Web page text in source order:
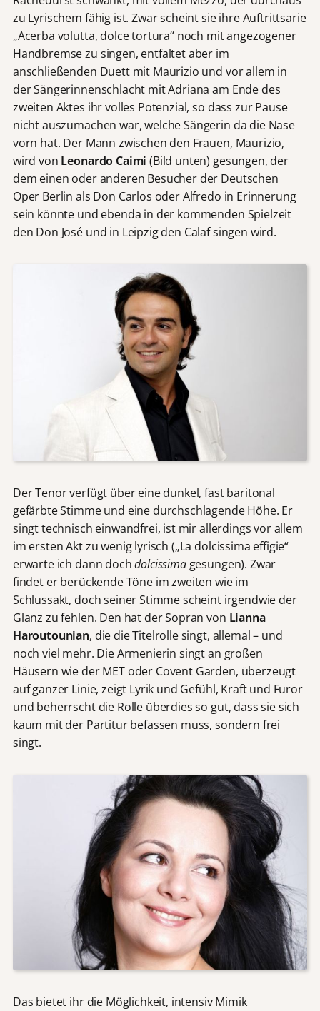
zu Lyrischem fähig ist. Zwar scheint sie ihre Auftrittsarie
„Acerba volutta, dolce tortura“ noch mit angezogener
Handbremse zu singen, entfaltet aber im
anschließenden Duett mit Maurizio und vor allem in
der Sängerinnenschlacht mit Adriana am Ende des
zweiten Aktes ihr volles Potenzial, so dass zur Pause
nicht auszumachen war, welche Sängerin da die Nase
vorn hat. Der Mann zwischen den Frauen, Maurizio,
wird von Leonardo Caimi (Bild unten) gesungen, der
dem einen oder anderen Besucher der Deutschen
Oper Berlin als Don Carlos oder Alfredo in Erinnerung
sein könnte und ebenda in der kommenden Spielzeit
den Don José und in Leipzig den Calaf singen wird.
Der Tenor verfügt über eine dunkel, fast baritonal
gefärbte Stimme und eine durchschlagende Höhe. Er
singt technisch einwandfrei, ist mir allerdings vor allem
im ersten Akt zu wenig lyrisch („La dolcissima effigie“
erwarte ich dann dochdolcissima gesungen). Zwar
findet er berückende Töne im zweiten wie im
Schlussakt, doch seiner Stimme scheint irgendwie der
Glanz zu fehlen. Den hat der Sopran von Lianna
Haroutounian, die die Titelrolle singt, allemal – und
noch viel mehr. Die Armenierin singt an großen
Häusern wie der MET oder Covent Garden, überzeugt
auf ganzer Linie, zeigt Lyrik und Gefühl, Kraft und Furor
und beherrscht die Rolle überdies so gut, dass sie sich
kaum mit der Partitur befassen muss, sondern frei
singt.
Das bietet ihr die Möglichkeit, intensiv Mimik